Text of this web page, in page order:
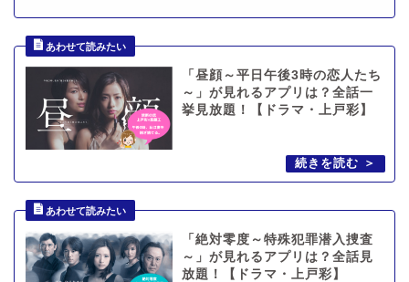
「昼顔～平日午後3時の恋人たち
～」が見れるアプリは？全話一
挙見放題！【ドラマ・上戸彩】
「絶対零度～特殊犯罪潜入捜査
～」が見れるアプリは？全話見
放題！【ドラマ・上戸彩】